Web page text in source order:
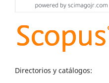
Directorios y catálogos: